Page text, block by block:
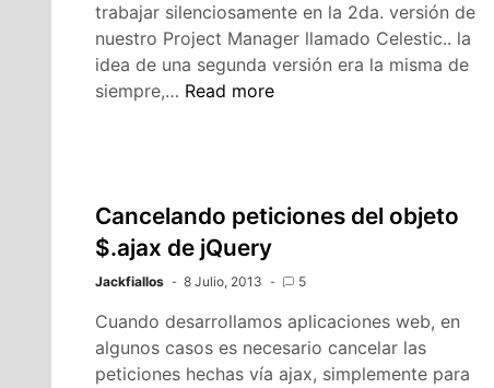
trabajar silenciosamente en la 2da. versión de
nuestro Project Manager llamado Celestic.. la
idea de una segunda versión era la misma de
siempre,… Celestic
Read more
Cancelando peticiones del objeto
$.ajax de jQuery
Jackfiallos 8 Julio, 2013 5
Cuando desarrollamos aplicaciones web, en
algunos casos es necesario cancelar las
peticiones hechas vía ajax, simplemente para